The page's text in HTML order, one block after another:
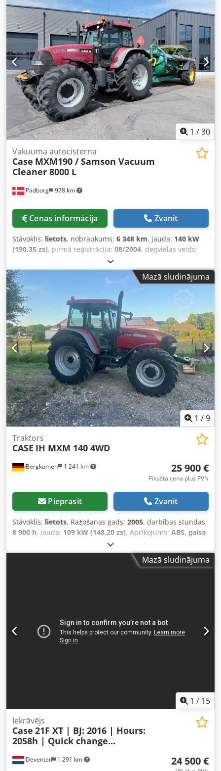
Aprīkojums: salmu smalcinātājs, salmu izkliedētājs Codovr
Dxpopfx Al Terf
1 /30
Padborg 978 km
Vakuuma autocisterna
Case MXM190 / Samson Vacuum
Cleaner 8000 L
Cenas informācija Zvanīt
Stāvoklis: lietots, nobraukums: 6 348 km, jauda: 140 kW
(190,35 zs), pirmā reģistrācija: 08/2004, degvielas veids:
, Ražošanas gads:
Mazā sludinājuma
1 /9
Bergkamen 1 241 km
Traktors
CASE IH MXM 140 4WD
25 900 €
Fiksēta cena plus PVN
Pieprasīt Zvanīt
Stāvoklis: lietots, Ražošanas gads: 2005, darbības stundas:
8 900 h, jauda: 109 kW (148,20 zs), Aprīkojums: ABS, gaisa
kondicionēšana, kabīne, pilnpiedziņa
Garums: 4 692 mm Platums: 2 507 mm Augstums: 2 997
mm Riteņu bāze: 2 723 mm Nominālā jauda: 105,9 kW (144
Mazā sludinājuma
1 / 15
Deventer 1 291 km
Iekrāvējs
Case 21F XT | BJ: 2016 | Hours:
2058h | Quick change...
24 500 €